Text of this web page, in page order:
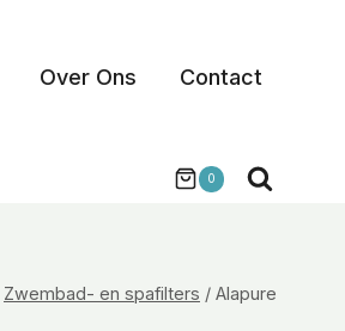
Over Ons Contact
0
Zwembad- en spafilters / Alapure